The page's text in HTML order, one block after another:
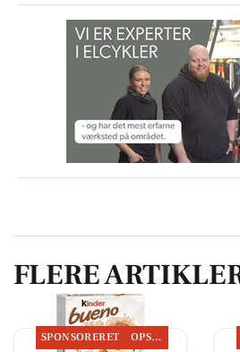
FLERE
SPONSORERET OPSLAGSTAVLEN